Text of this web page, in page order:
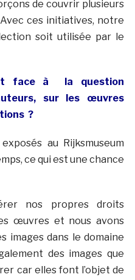
de couvrir plusieurs
ces initiatives, notre
soit utilisée par le
face à la question
sur les œuvres
?
au Rijksmuseum
ce qui est une chance
nos propres droits
œuvres et nous avons
images dans le domaine
des images que
car elles font l’objet de